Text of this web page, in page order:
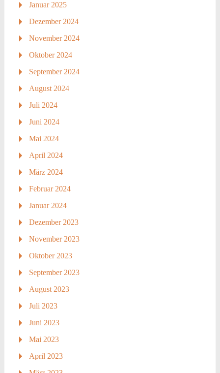
Januar 2025
Dezember 2024
November 2024
Oktober 2024
September 2024
August 2024
Juli 2024
Juni 2024
Mai 2024
April 2024
März 2024
Februar 2024
Januar 2024
Dezember 2023
November 2023
Oktober 2023
September 2023
August 2023
Juli 2023
Juni 2023
Mai 2023
April 2023